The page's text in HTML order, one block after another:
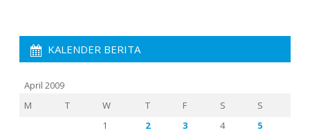
KALENDER BERITA
April 2009
M
T W T F S
S
1
2 3 4
5